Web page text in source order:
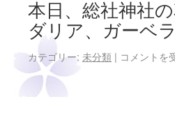
本日、総社神社
ダリア、ガーベ
カテゴリー: 未分類 | コメントを